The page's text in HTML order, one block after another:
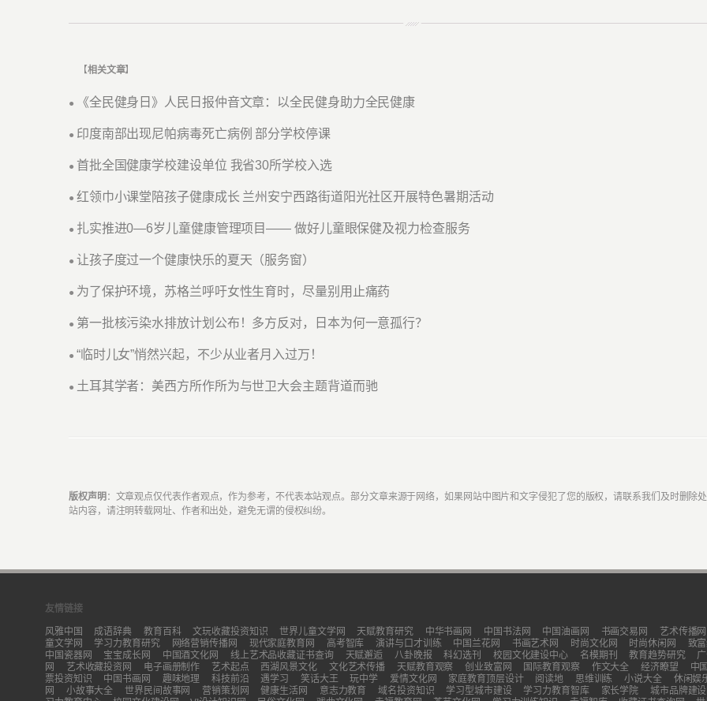
【相关文章】
● 《全民健身日》人民日报仲音文章：以全民健身助力全民健康
● 印度南部出现尼帕病毒死亡病例 部分学校停课
● 首批全国健康学校建设单位 我省30所学校入选
● 红领巾小课堂陪孩子健康成长 兰州安宁西路街道阳光社区开展特色暑期活动
● 扎实推进0—6岁儿童健康管理项目—— 做好儿童眼保健及视力检查服务
● 让孩子度过一个健康快乐的夏天（服务窗）
● 为了保护环境，苏格兰呼吁女性生育时，尽量别用止痛药
● 第一批核污染水排放计划公布！多方反对，日本为何一意孤行？
● “临时儿女”悄然兴起，不少从业者月入过万！
● 土耳其学者：美西方所作所为与世卫大会主题背道而驰
版权声明 ：文章观点仅代表作者观点，作为参考，不代表本站观点。部分文章来源于网络，如果网站中图片和文字侵犯了您的版权，请联系我们及时删除
站内容，请注明转载网址、作者和出处，避免无谓的侵权纠纷。
友情链接
风雅中国 成语辞典 教育百科 文玩收藏投资知识 世界儿童文学网 天赋教育研究 中华书画网 中国书法网 中国油画网 书画交易网 艺术传播网
童文学网
学习力教育研究 网络营销传播网 现代家庭教育网 高考智库 演讲与口才训练 中国兰花网 书画艺术网 时尚文化网 时尚休闲网 致
中国瓷器网
宝宝成长网 中国酒文化网 线上艺术品收藏证书查询 天赋邂逅 八卦晚报 科幻选刊 校园文化建设中心 名模期刊 教育趋势研究
网
艺术收藏投资网 电子画册制作 艺术起点 西湖风景文化 文化艺术传播 天赋教育观察 创业致富网 国际教育观察 作文大全 经济瞭望 中
票投资知识
中国书画网 趣味地理 科技前沿 遇学习 笑话大王 玩中学 爱情文化网 家庭教育顶层设计 阅读地 思维训练 小说大全 休闲娱
网
小故事大全 世界民间故事网 营销策划网 健康生活网 意志力教育 域名投资知识 学习型城市建设 学习力教育智库 家长学院 城市品牌建设